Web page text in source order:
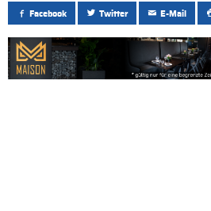
Facebook Twitter E-Mail